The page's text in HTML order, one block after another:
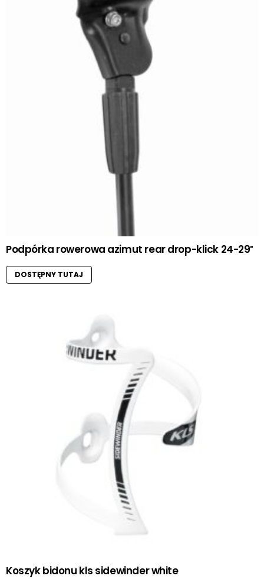
Podpórka rowerowa azimut rear drop-klick 24-29″
DOSTĘPNY TUTAJ
Koszyk bidonu kls sidewinder white